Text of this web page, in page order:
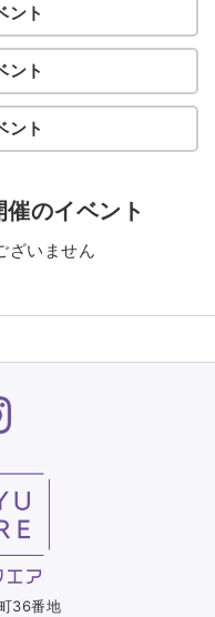
ント
ント
ント
のイベント
ざいません
36番地